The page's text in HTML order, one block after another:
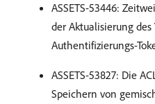
ASSETS-53446:
der Aktualisierung des
Authentifizierungs-
ASSETS-53827: Die
Speichern von